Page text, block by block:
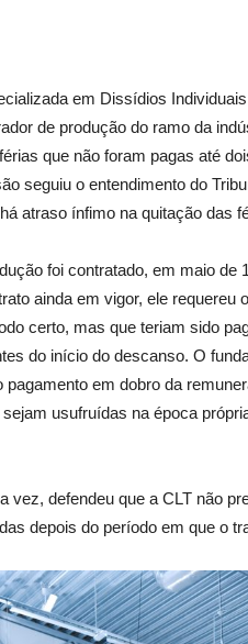
em Dissídios
de produção do ramo da
que não foram pagas até
seguiu o entendimento do
atraso ínfimo na quitação das
foi contratado, em maio
ainda em vigor, ele
certo, mas que teriam sido
do início do descanso. O
pagamento em dobro da
usufruídas na época
vez, defendeu que a CLT não
depois do período em que o